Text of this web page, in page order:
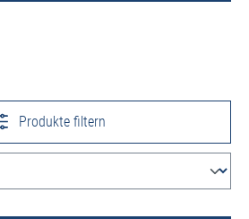
Produkte filtern